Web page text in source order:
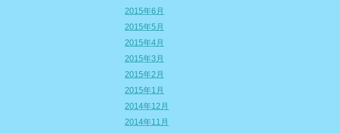
2015年6月
2015年5月
2015年4月
2015年3月
2015年2月
2015年1月
2014年12月
2014年11月